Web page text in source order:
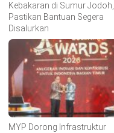
Kebakaran di Sumur Jodoh,
Pastikan Bantuan Segera
Disalurkan
MYP Dorong Infrastruktur